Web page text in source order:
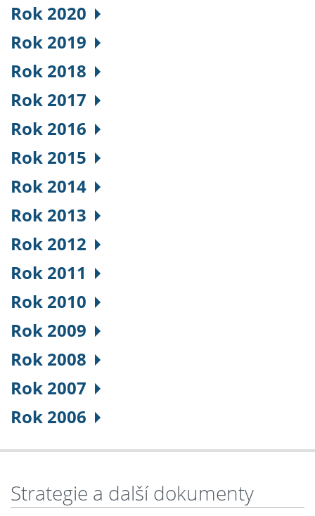
Rok 2020
Rok 2019
Rok 2018
Rok 2017
Rok 2016
Rok 2015
Rok 2014
Rok 2013
Rok 2012
Rok 2011
Rok 2010
Rok 2009
Rok 2008
Rok 2007
Rok 2006
Strategie a další dokumenty